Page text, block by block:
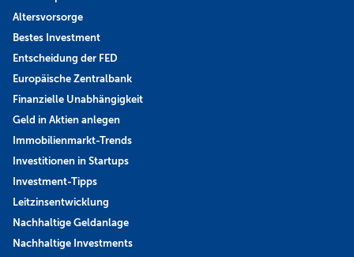
Altersvorsorge
Bestes Investment
Entscheidung der FED
Europäische Zentralbank
Finanzielle Unabhängigkeit
Geld in Aktien anlegen
Immobilienmarkt-Trends
Investitionen in Startups
Investment-Tipps
Leitzinsentwicklung
Nachhaltige Geldanlage
Nachhaltige Investments